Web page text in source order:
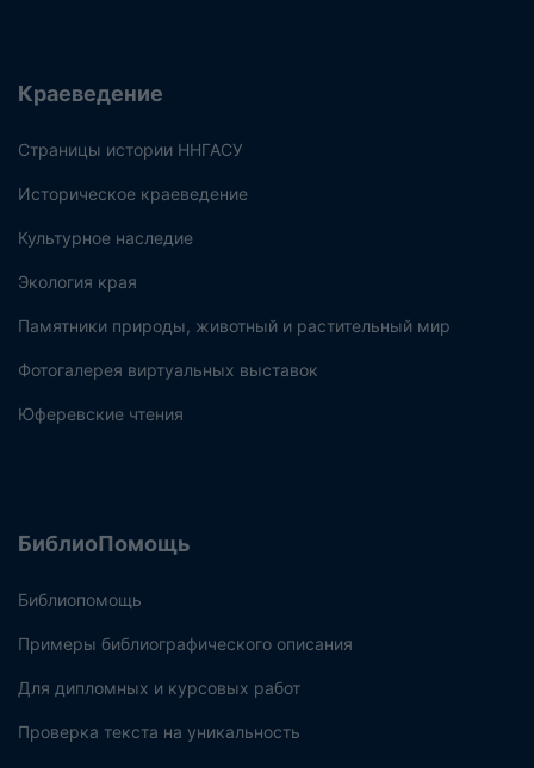
Краеведение
Страницы истории ННГАСУ
Историческое краеведение
Культурное наследие
Экология края
Памятники природы, животный и растительный мир
Фотогалерея виртуальных выставок
Юферевские чтения
БиблиоПомощь
Библиопомощь
Примеры библиографического описания
Для дипломных и курсовых работ
Проверка текста на уникальность